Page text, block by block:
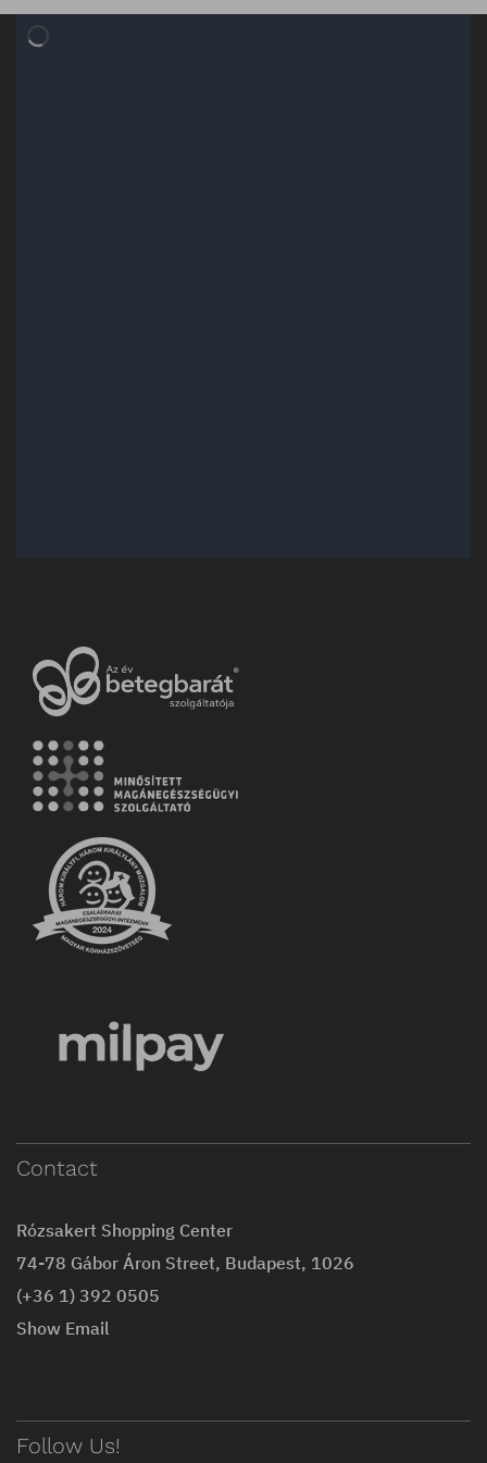
Contact
Rózsakert Shopping Center
74-78 Gábor Áron Street, Budapest, 1026
(+36 1) 392 0505
Show Email
Follow Us!